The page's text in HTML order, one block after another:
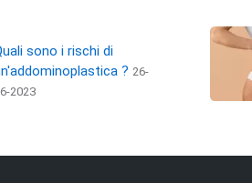
sono i rischi di
? 26-
2023